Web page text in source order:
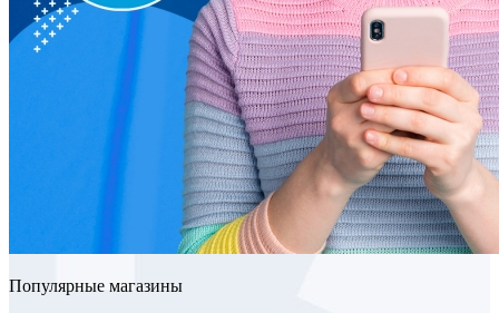
Популярные магазины